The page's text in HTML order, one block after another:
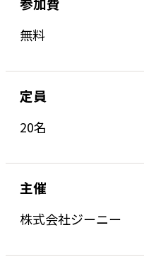
無料
定員
20名
主催
株式会社ジーニー